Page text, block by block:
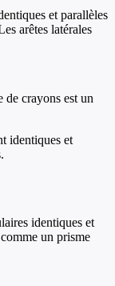
et parallèles
arêtes latérales
de crayons est un
identiques et
identiques et
un prisme